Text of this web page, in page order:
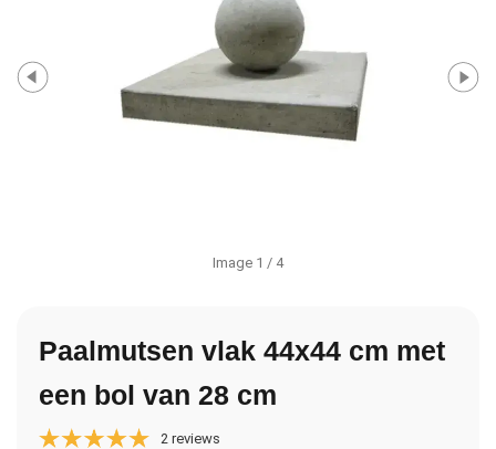
Image 1 / 4
Paalmutsen vlak 44x44 cm met
een bol van 28 cm
2 reviews